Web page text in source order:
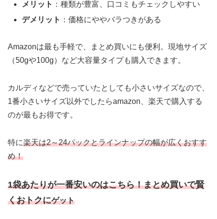
メリット ：種類が豊富、口コミもチェックしやすい
デメリット ：価格にややバラつきがある
Amazonは最も手軽で、まとめ買いにも便利。現地サイズ
（50gや100g）など大容量タイプも購入できます。
カルディなどで売っていたとしても小さいサイズなので、
1番小さいサイズ以外でしたらamazon、楽天で購入する
のが最もお得です。
特に楽天は2～24パックとラインナップの幅が広くおすす
め！
1袋あたりが一番安いのはこちら！まとめ買いで賢
くおトクにゲット